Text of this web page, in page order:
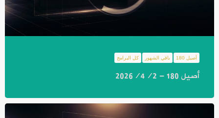
أصيل 180 باقي الشهور كل البرامج
أصيل 180 - 2026/4/2